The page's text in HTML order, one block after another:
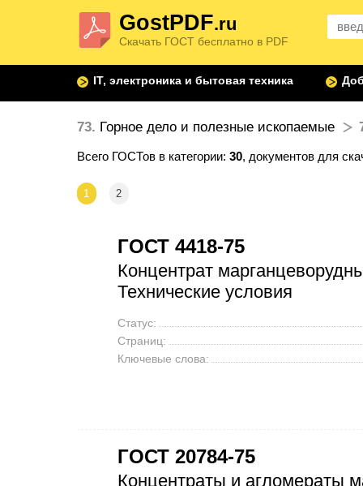
GostPDF.ru
Скачать ГОСТ бесплатно в PDF
IT, электроника и бытовая техника
73. Горное дело и полезные ископаемые
Всего ГОСТов в категории: 30, документов для
1 2
ГОСТ 4418-75
Концентрат
Технические условия
Статус:
Страниц:
Ключевые слова:
ГОСТ 20784-75
Концентраты и агломераты